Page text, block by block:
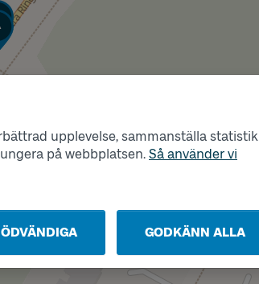
upplevelse, sammanställa statistik
på webbplatsen. Så använder vi
GODKÄNN ALLA